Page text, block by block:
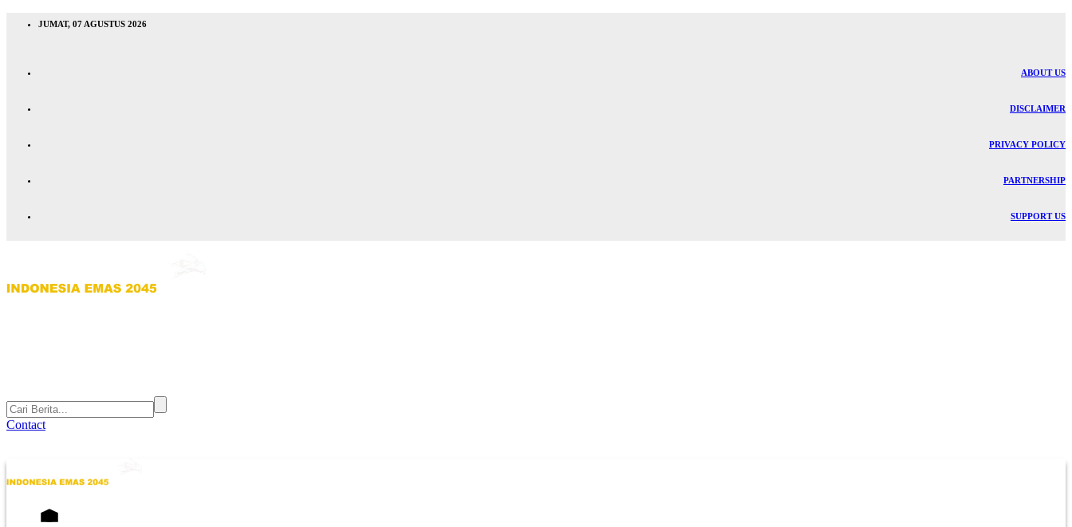
JUMAT, 07 AGUSTUS 2026
ABOUT US
DISCLAIMER
PRIVACY POLICY
PARTNERSHIP
SUPPORT US
Contact